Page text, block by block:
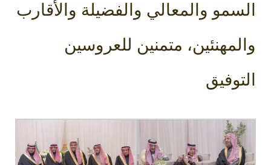
السمو والمعالي والفضيلة والأقارب
والمهنئين، متمنين للعروسين
التوفيق